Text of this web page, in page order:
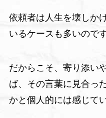
依頼者は人生を壊しか
いるケースも多いのです
だからこそ、寄り添い
ば、その言葉に見合っ
かと個人的には感じて